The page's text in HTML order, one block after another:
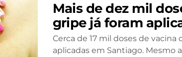
Mais de dez mil
gripe já foram
Cerca de 17 mil doses de vacina
aplicadas em Santiago. Mesmo